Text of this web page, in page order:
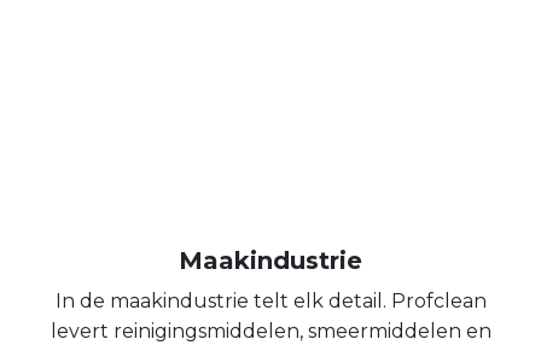
Maakindustrie
In de maakindustrie telt elk detail. Profclean
levert reinigingsmiddelen, smeermiddelen en